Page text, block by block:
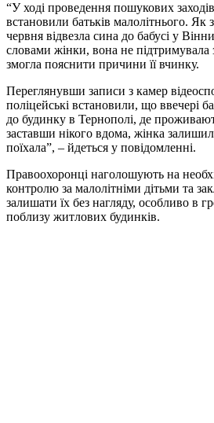
“У ході проведення пошукових
встановили батьків малолітнього. Як
червня відвезла сина до бабусі у
словами жінки, вона не підтримувала
змогла пояснити причини її вчинку.
Переглянувши записи з камер
поліцейські встановили, що ввечері
до будинку в Тернополі, де
заставши нікого вдома, жінка
поїхала”, – йдеться у повідомленні.
Правоохоронці наголошують на
контролю за малолітніми дітьми та
залишати їх без нагляду, особливо в
поблизу житлових будинків.